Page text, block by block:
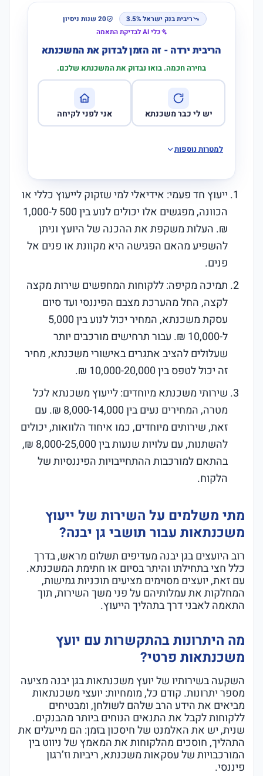
ריבית בנק ישראל 3.5%
20 שנות ניסיון
כלי AI לבדיקת התאמה
הריבית ירדה - זה הזמן לבדוק את המשכנתא
בחירה חכמה. בואו נבדוק את המשכנתא שלכם.
יש לי כבר משכנתא אני לפני לקיחה
למטרות נוספות
ייעוץ חד פעמי: אידיאלי למי שזקוק לייעוץ כללי או
הכוונה, מפגשים אלו יכולים לנוע בין 500 ל-1,000
₪. העלות משקפת את ההכנה של היועץ וניתן
להשפיע מהאם הפגישה היא מקוונת או פנים אל
פנים.
תמיכה מקיפה: ללקוחות המחפשים שירות מקצה
לקצה, החל מהערכת מצבם הפיננסי ועד סיום
עסקת משכנתא, המחיר יכול לנוע בין 5,000
ל-10,000 ₪. עבור תרחישים מורכבים יותר
שעלולים להציב אתגרים באישורי משכנתא, מחיר
זה יכול לטפס בין 10,000-20,000 ₪.
שירותי משכנתא מיוחדים: לייעוץ משכנתא לכל
מטרה, המחירים נעים בין 8,000-14,000 ₪. עם
זאת, שירותים מיוחדים, כמו איחוד הלוואות, יכולים
להשתנות, עם עלויות שנעות בין 8,000-25,000 ₪,
בהתאם למורכבות ההתחייבויות הפיננסיות של
הלקוח.
מתי משלמים על השירות של ייעוץ
משכנתאות עבור תושבי גן יבנה?
רוב היועצים בגן יבנה מעדיפים תשלום מראש, בדרך
כלל חצי בתחילתו והיתר בסיום או חתימת המשכנתא.
עם זאת, יועצים מסוימים מציעים תוכניות גמישות,
המחלקות את עמלותיהם על פני משך השירות, תוך
התאמה לאבני דרך בתהליך הייעוץ.
מה היתרונות בהתקשרות עם יועץ
משכנתאות פרטי?
השקעה בשירותיו של יועץ משכנתאות בגן יבנה מציעה
מספר יתרונות. קודם כל, מומחיות: יועצי משכנתאות
מביאים את הידע הרב שלהם לשולחן, ומבטיחים
ללקוחות לקבל את התנאים הנוחים ביותר מהבנקים.
שנית, יש את האלמנט של חיסכון בזמן: הם מייעלים את
התהליך, חוסכים מהלקוחות את המאמץ של ניווט בין
המורכבויות של עסקאות משכנתא, ריביות וז’רגון
פיננסי.